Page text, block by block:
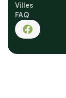
Villes
FAQ